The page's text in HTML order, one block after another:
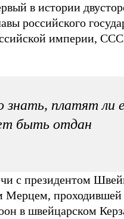
в истории
российского
империи,
знать, платят ли
быть отдан
с президентом
Мерцем, проходившей
в швейцарском